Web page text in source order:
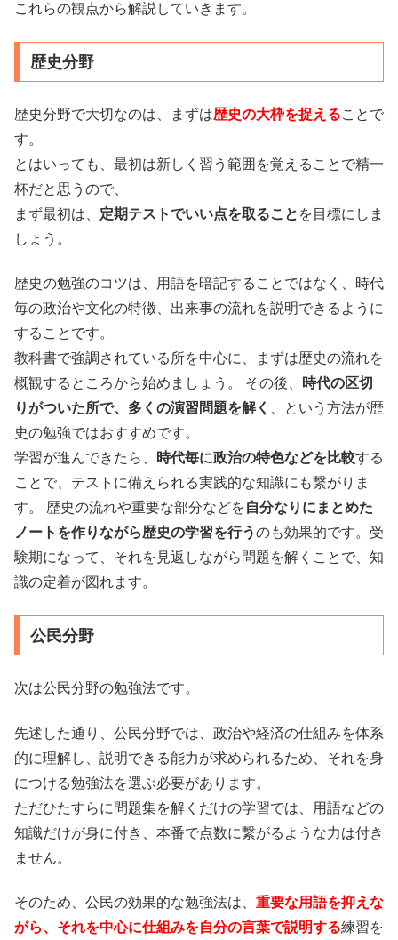
これらの観点から解説していきます。
歴史分野
歴史分野で大切なのは、まずは歴史の大枠を捉えることで
す。
とはいっても、最初は新しく習う範囲を覚えることで精一
杯だと思うので、
まず最初は、 定期テストでいい点を取ること を目標にしま
しょう。
歴史の勉強のコツは、用語を暗記することではなく、時代
毎の政治や文化の特徴、出来事の流れを説明できるように
することです。
教科書で強調されている所を中心に、まずは歴史の流れを
概観するところから始めましょう。 その後、 時代の区切
りがついた所で、多くの演習問題を解く 、という方法が歴
史の勉強ではおすすめです。
学習が進んできたら、 時代毎に政治の特色などを比較する
ことで、テストに備えられる実践的な知識にも繋がりま
す。 歴史の流れや重要な部分などを自分なりにまとめた
ノートを作りながら歴史の学習を行うのも効果的です。受
験期になって、それを見返しながら問題を解くことで、知
識の定着が図れます。
公民分野
次は公民分野の勉強法です。
先述した通り、公民分野では、政治や経済の仕組みを体系
的に理解し、説明できる能力が求められるため、それを身
につける勉強法を選ぶ必要があります。
ただひたすらに問題集を解くだけの学習では、用語などの
知識だけが身に付き、本番で点数に繋がるような力は付き
ません。
そのため、公民の効果的な勉強法は、 重要な用語を抑えな
がら、それを中心に仕組みを自分の言葉で説明する練習を